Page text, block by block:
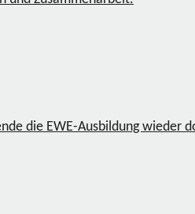
die EWE-Ausbildung wieder